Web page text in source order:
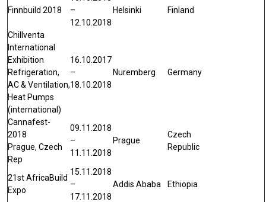
Finnbuild 2018
–
12.10.2018
Helsinki Finland
Chillventa
International
Exhibition
Refrigeration,
AC & Ventilation,
Heat Pumps
(international)
16.10.2017
–
18.10.2018
Nuremberg Germany
Cannafest-
2018
Prague, Czech
Rep
09.11.2018
–
11.11.2018
Prague
Czech
Republic
21st AfricaBuild
Expo
15.11.2018
–
17.11.2018
Addis Ababa Ethiopia